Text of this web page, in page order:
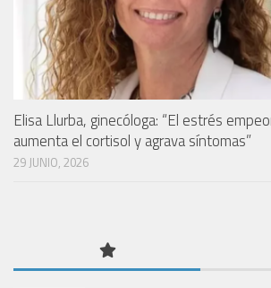
Elisa Llurba, ginecóloga: “El estrés
aumenta el cortisol y agrava síntomas”
29 JUNIO, 2026